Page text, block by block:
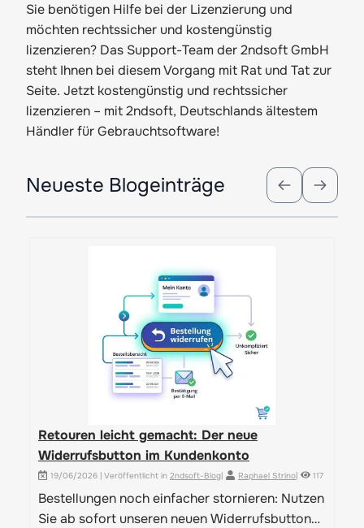
Sie benötigen Hilfe bei der Lizenzierung und
möchten rechtssicher und kostengünstig
lizenzieren? Das Support-Team der 2ndsoft GmbH
steht Ihnen bei diesem Vorgang mit Rat und Tat zur
Seite. Jetzt kostengünstig und rechtssicher
lizenzieren – mit 2ndsoft, Deutschlands ältestem
Händler für Gebrauchtsoftware!
Press to skip carousel
Neueste Blogeinträge
Retouren leicht gemacht: Der neue
Widerrufsbutton im Kundenkonto
19/06/2026 | Veröffentlicht in 2ndsoft-Blog| Raphael Strino| 117
Bestellungen noch einfacher stornieren: Nutzen
Sie ab sofort unseren neuen Widerrufsbutton